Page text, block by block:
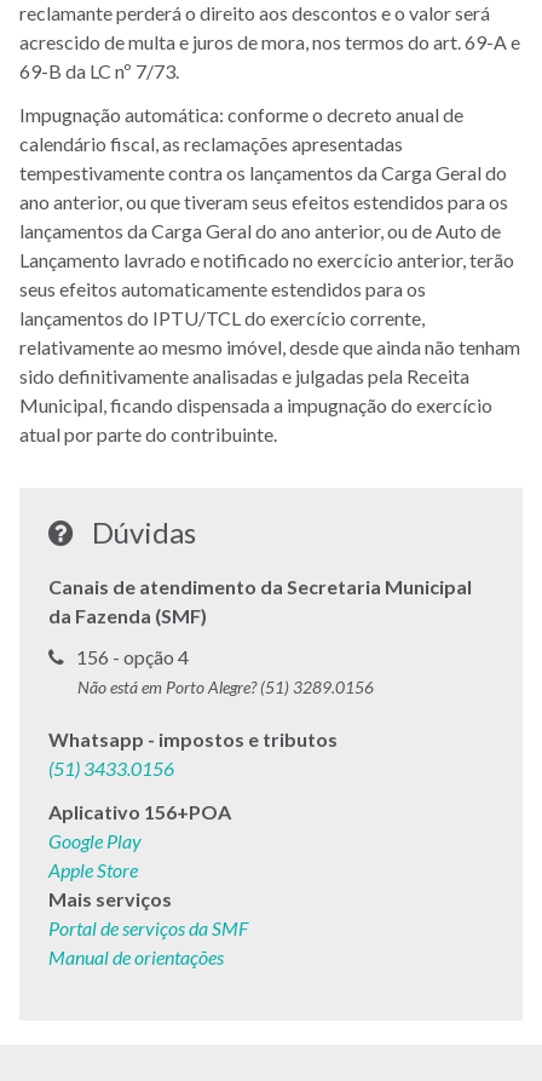
reclamante perderá o direito aos descontos e o valor será
acrescido de multa e juros de mora, nos termos do art. 69-A e
69-B da LC nº 7/73.
Impugnação automática: conforme o decreto anual de
calendário fiscal, as reclamações apresentadas
tempestivamente contra os lançamentos da Carga Geral do
ano anterior, ou que tiveram seus efeitos estendidos para os
lançamentos da Carga Geral do ano anterior, ou de Auto de
Lançamento lavrado e notificado no exercício anterior, terão
seus efeitos automaticamente estendidos para os
lançamentos do IPTU/TCL do exercício corrente,
relativamente ao mesmo imóvel, desde que ainda não tenham
sido definitivamente analisadas e julgadas pela Receita
Municipal, ficando dispensada a impugnação do exercício
atual por parte do contribuinte.
Dúvidas
Canais de atendimento da Secretaria Municipal
da Fazenda (SMF)
Telefone
para
156 - opção 4
Não está em Porto Alegre? (51) 3289.0156
Whatsapp - impostos e tributos
(51) 3433.0156
Aplicativo 156+POA
Google Play
Apple Store
Mais serviços
Portal de serviços da SMF
Manual de orientações